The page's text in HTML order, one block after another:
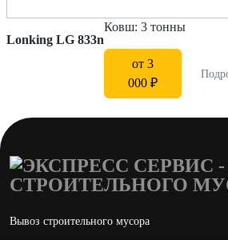
Lonking LG 833n
Ковш: 3 тонны
от 3
000 ₽
Вывоз строительного мусора